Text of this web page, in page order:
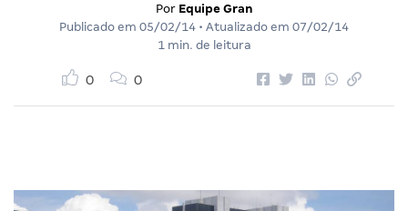
Por Equipe Gran
Publicado em 05/02/14 • Atualizado em 07/02/14
1 min. de leitura
0 0